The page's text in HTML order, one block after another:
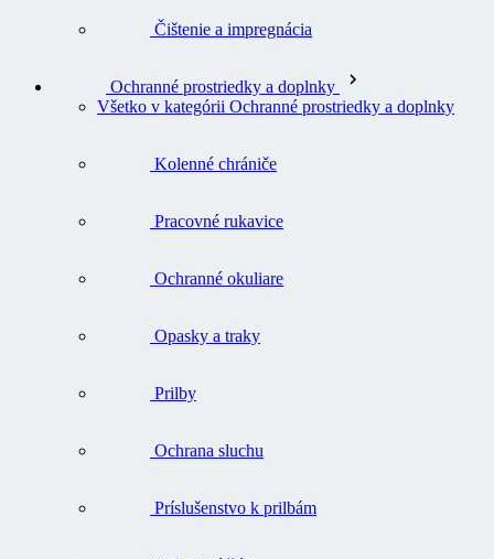
Čištenie a impregnácia
Ochranné prostriedky a doplnky
Všetko v kategórii Ochranné prostriedky a doplnky
Kolenné chrániče
Pracovné rukavice
Ochranné okuliare
Opasky a traky
Prilby
Ochrana sluchu
Príslušenstvo k prilbám